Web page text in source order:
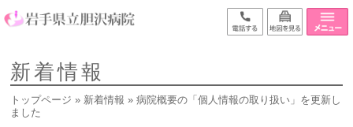
新着情報
トップページ » 新着情報 » 病院概要の「個人情報の取り扱い」を更新し
ました